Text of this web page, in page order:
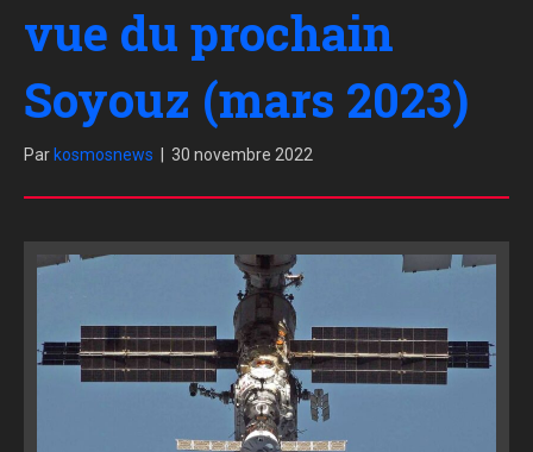
vue du prochain
Soyouz (mars 2023)
Par kosmosnews 30 novembre 2022